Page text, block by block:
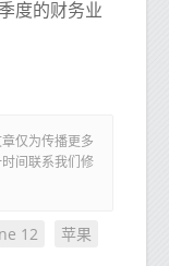
度的财务业
仅为传播更多
间联系我们修
12 苹果